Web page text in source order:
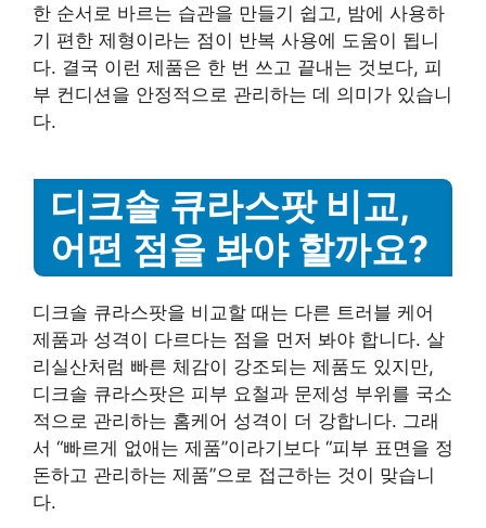
한 순서로 바르는 습관을 만들기 쉽고, 밤에 사용하
기 편한 제형이라는 점이 반복 사용에 도움이 됩니
다. 결국 이런 제품은 한 번 쓰고 끝내는 것보다, 피
부 컨디션을 안정적으로 관리하는 데 의미가 있습니
다.
디크솔 큐라스팟 비교,
어떤 점을 봐야 할까요?
디크솔 큐라스팟을 비교할 때는 다른 트러블 케어
제품과 성격이 다르다는 점을 먼저 봐야 합니다. 살
리실산처럼 빠른 체감이 강조되는 제품도 있지만,
디크솔 큐라스팟은 피부 요철과 문제성 부위를 국소
적으로 관리하는 홈케어 성격이 더 강합니다. 그래
서 “빠르게 없애는 제품”이라기보다 “피부 표면을 정
돈하고 관리하는 제품”으로 접근하는 것이 맞습니
다.